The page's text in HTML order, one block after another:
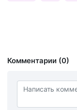
Комментарии (0)